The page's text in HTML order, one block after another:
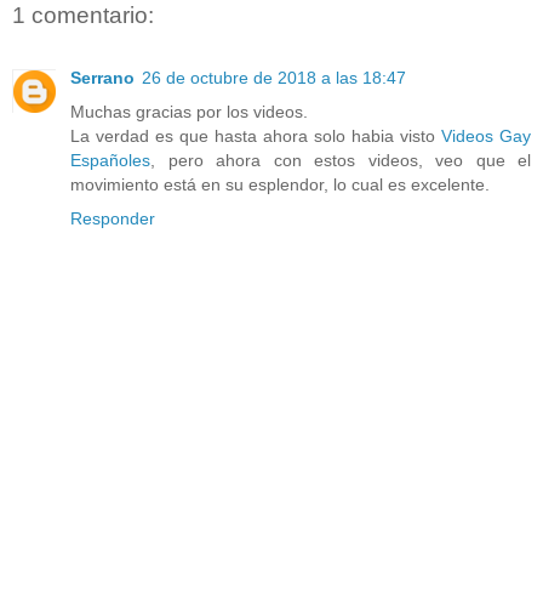
1 comentario:
Serrano 26 de octubre de 2018 a las 18:47
Muchas gracias por los videos.
La verdad es que hasta ahora solo habia visto Videos Gay
Españoles , pero ahora con estos videos, veo que el
movimiento está en su esplendor, lo cual es excelente.
Responder